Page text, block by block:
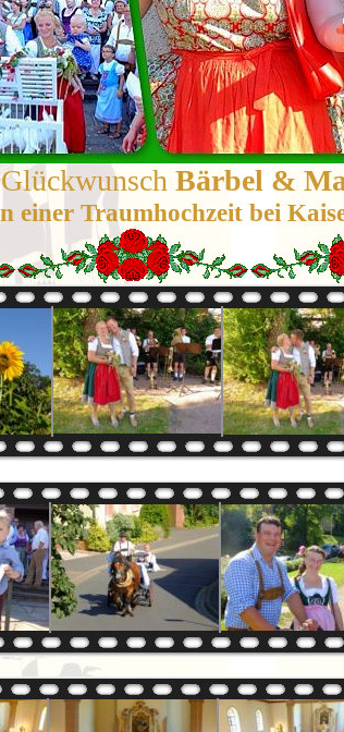
Bärbel &
einer Traumhochzeit bei